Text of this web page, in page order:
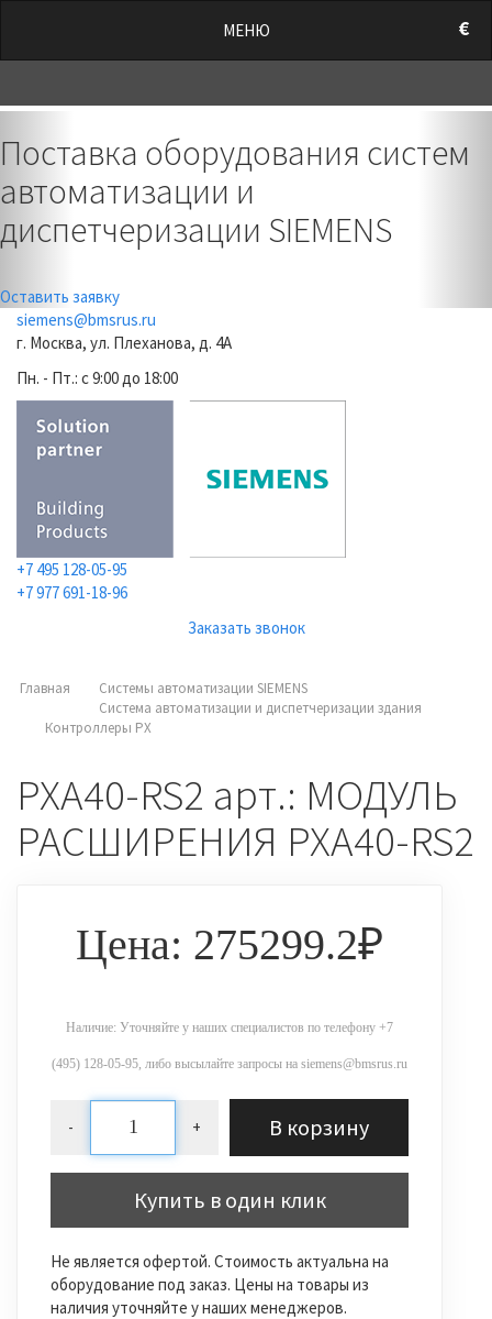
€
МЕНЮ
Поставка оборудования систем
автоматизации и
диспетчеризации SIEMENS
Оставить заявку
siemens@bmsrus.ru
г. Москва, ул. Плеханова, д. 4А
Пн. - Пт.: c 9:00 до 18:00
+7 495 128-05-95
+7 977 691-18-96
Заказать звонок
Главная
Системы автоматизации SIEMENS
Система автоматизации и диспетчеризации здания
Контроллеры PX
PXA40-RS2 арт.: МОДУЛЬ
РАСШИРЕНИЯ PXA40-RS2
Цена: 275299.2₽
Наличие: Уточняйте у наших специалистов по телефону +7
(495) 128-05-95, либо высылайте запросы на siemens@bmsrus.ru
- + В корзину
Купить в один клик
Не является офертой. Стоимость актуальна на
оборудование под заказ. Цены на товары из
наличия уточняйте у наших менеджеров.